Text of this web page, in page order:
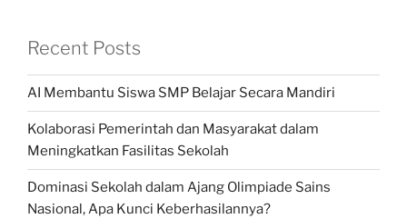
Recent Posts
AI Membantu Siswa SMP Belajar Secara Mandiri
Kolaborasi Pemerintah dan Masyarakat dalam
Meningkatkan Fasilitas Sekolah
Dominasi Sekolah dalam Ajang Olimpiade Sains
Nasional, Apa Kunci Keberhasilannya?